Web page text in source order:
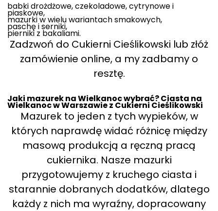
babki drożdżowe, czekoladowe, cytrynowe i
piaskowe,
mazurki w wielu wariantach smakowych,
paschę i serniki,
pierniki z bakaliami.
Zadzwoń do Cukierni Cieślikowski lub złóż
zamówienie online, a my zadbamy o
resztę.
Jaki mazurek na Wielkanoc wybrać? Ciasta na
Wielkanoc w Warszawie z Cukierni Cieślikowski
Mazurek to jeden z tych wypieków, w
których naprawdę widać różnicę między
masową produkcją a ręczną pracą
cukiernika. Nasze mazurki
przygotowujemy z kruchego ciasta i
starannie dobranych dodatków, dlatego
każdy z nich ma wyraźny, dopracowany